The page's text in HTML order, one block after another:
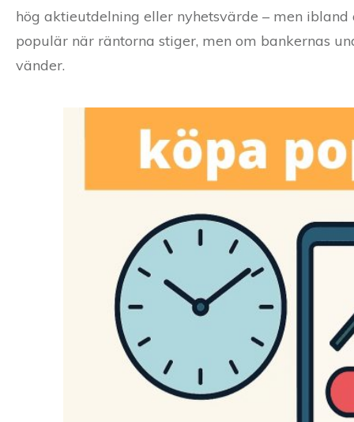
hög aktieutdelning eller nyhetsvärde – men
populär när räntorna stiger, men om bankernas
vänder.